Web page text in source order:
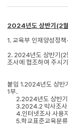
2024년도 상반기(2월
1. 교육부 인재양성정
2. 2024년도 상반기(2
조사에 협조하여 주시
붙임 1.2024년도 상반
1부.
2.2024년도 상반기
3.2024.2 박사조사
4.인터넷조사 사용
5.학교표준교육분류